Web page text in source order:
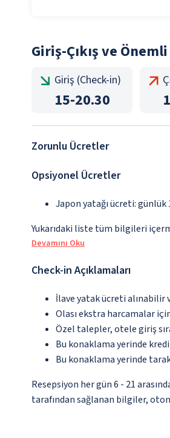
Giriş-Çıkış ve
Giriş (Check-in)
15-20.30
Zorunlu Ücretler
Opsiyonel Ücretler
Japon yatağı ücreti: günlük
Yukarıdaki liste tüm bilgileri
Devamını Oku
Check-in Açıklamaları
İlave yatak ücreti
Olası ekstra harcamalar
Özel talepler, otele giriş
Bu konaklama yerinde
Bu konaklama yerinde
Resepsiyon her gün 6 - 21
tarafından sağlanan bilgiler,